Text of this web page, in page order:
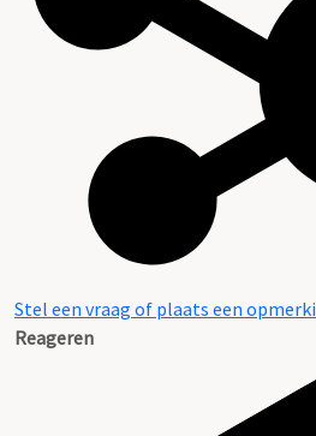
Stel een vraag of plaats een
Reageren